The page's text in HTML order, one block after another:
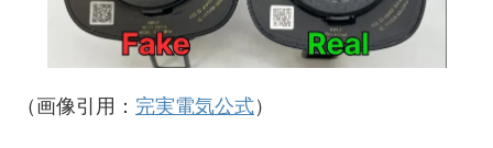
（画像引用： 完実電気公式）